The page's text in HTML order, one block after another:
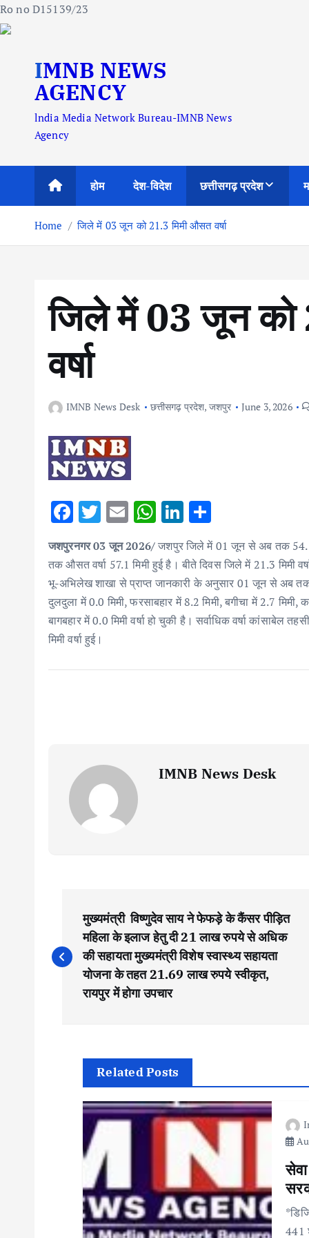
Ro no D15139/23
IMNB NEWS
AGENCY
lndia Media Network Bureau-IMNB News
Agency
होम देश-विदेश छत्तीसगढ़ प्रदेश
Home जिले में 03 जून को 21.3 मिमी औसत वर्षा
जिले में 03 जून को
वर्षा
IMNB News Desk छत्तीसगढ़ प्रदेश, जशपुर June 3, 2026
F
e
b
o
o
k
T
it
te
r
E
ai
l
W
at
s
A
p
Li
n
k
e
dI
n
h
ar
e
जशपुरनगर 03 जून 2026/जशपुर जिले में 01 जून से अब तक 54.1
तक औसत वर्षा 57.1 मिमी हुई है। बीते दिवस जिले में 21.3 मिमी
भू-अभिलेख शाखा से प्राप्त जानकारी के अनुसार 01 जून से अब तक
दुलदुला में 0.0 मिमी, फरसाबहार में 8.2 मिमी, बगीचा में 2.7 मिमी,
बागबहार में 0.0 मिमी वर्षा हो चुकी है। सर्वाधिक वर्षा कांसाबेल
मिमी वर्षा हुई।
IMNB News Desk
o
मुख्यमंत्री विष्णुदेव साय ने फेफड़े के कैंसर पीड़ित
महिला के इलाज हेतु दी 21 लाख रुपये से अधिक
की सहायता मुख्यमंत्री विशेष स्वास्थ्य सहायता
योजना के तहत 21.69 लाख रुपये स्वीकृत,
रायपुर में होगा उपचार
Related Posts
441